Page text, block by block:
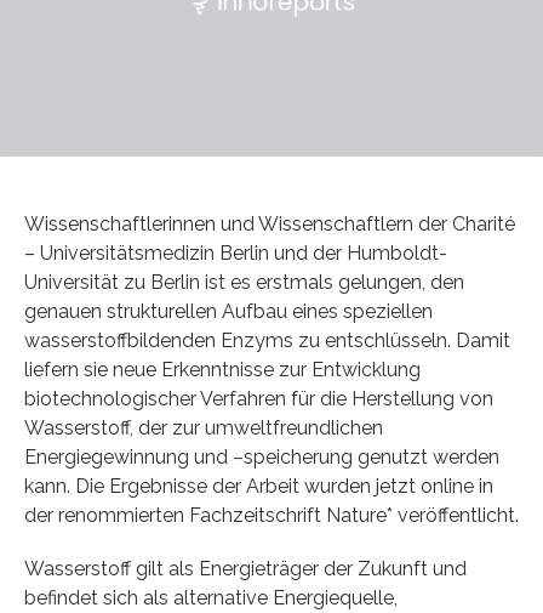
Wissenschaftlerinnen und Wissenschaftlern der Charité
– Universitätsmedizin Berlin und der Humboldt-
Universität zu Berlin ist es erstmals gelungen, den
genauen strukturellen Aufbau eines speziellen
wasserstoffbildenden Enzyms zu entschlüsseln. Damit
liefern sie neue Erkenntnisse zur Entwicklung
biotechnologischer Verfahren für die Herstellung von
Wasserstoff, der zur umweltfreundlichen
Energiegewinnung und –speicherung genutzt werden
kann. Die Ergebnisse der Arbeit wurden jetzt online in
der renommierten Fachzeitschrift Nature* veröffentlicht.
Wasserstoff gilt als Energieträger der Zukunft und
befindet sich als alternative Energiequelle,